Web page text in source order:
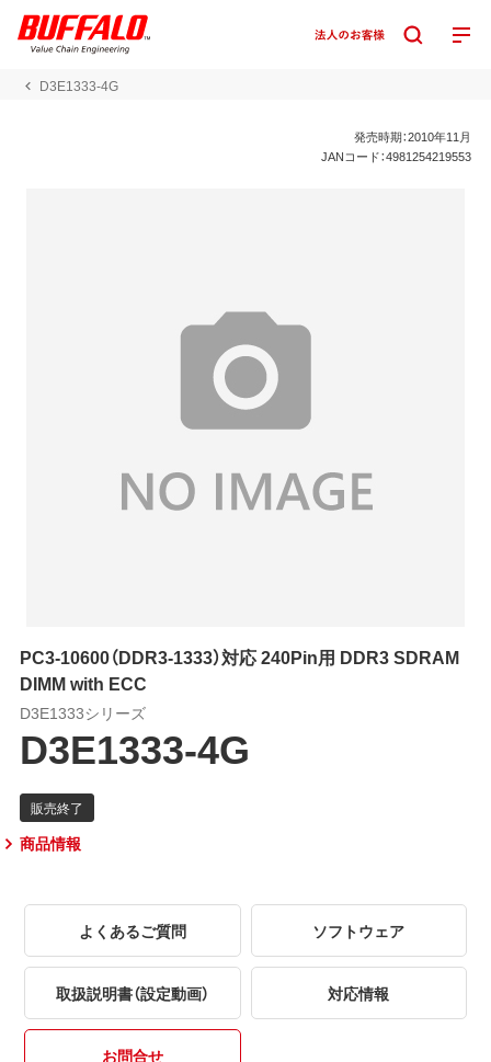
D3E1333-4G
発売時期：2010年11月
JANコード：4981254219553
PC3-10600（DDR3-1333）対応 240Pin用 DDR3 SDRAM
DIMM with ECC
D3E1333シリーズ
D3E1333-4G
商品情報
よくあるご質問 ソフトウェア
取扱説明書（設定動画） 対応情報
お問合せ